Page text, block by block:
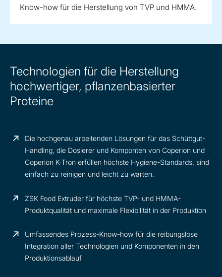
Know-how für die Herstellung von TVP und HMMA.
Technologien für die Herstellung
hochwertiger, pflanzenbasierter
Proteine
Die hochgenau arbeitenden Lösungen für das Schüttgut-
Handling, die Dosierer und Komponten von Coperion und
Coperion K-Tron erfüllen höchste Hygiene-Standards, sind
einfach zu reinigen und leicht zu warten.
ZSK Food Extruder für höchste TVP- und HMMA-
Produktqualität und maximale Flexibilität in der Produktion
Umfassendes Prozess-Know-how für die reibungslose
Integration aller Technologien und Komponenten in den
Produktionsablauf